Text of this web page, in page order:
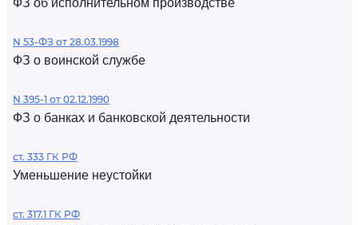
ФЗ об исполнительном производстве
N 53-ФЗ от 28.03.1998
ФЗ о воинской службе
N 395-1 от 02.12.1990
ФЗ о банках и банковской деятельности
ст. 333 ГК РФ
Уменьшение неустойки
ст. 317.1 ГК РФ